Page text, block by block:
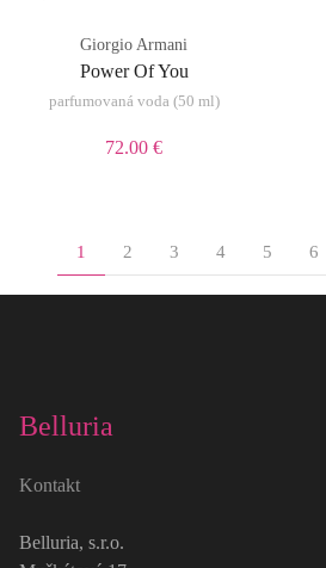
Giorgio Armani
Power Of You
parfumovaná voda (50 ml)
72.00 €
1 2 3 4 5 6
Belluria
Kontakt
Belluria, s.r.o.